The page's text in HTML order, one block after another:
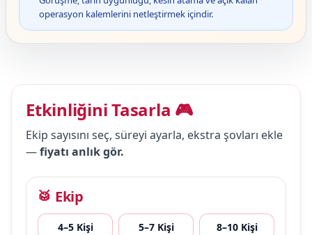
operasyon kalemlerini netleştirmek içindir.
Etkinliğini Tasarla 🎮
Ekip sayısını seç, süreyi ayarla, ekstra şovları ekle
—fiyatı anlık gör.
🥁 Ekip
4–5 Kişi 5–7 Kişi 8–10 Kişi